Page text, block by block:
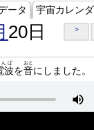
ータ 宇宙カレン
20日 >
波
んぱ
を音
おと
にしました。